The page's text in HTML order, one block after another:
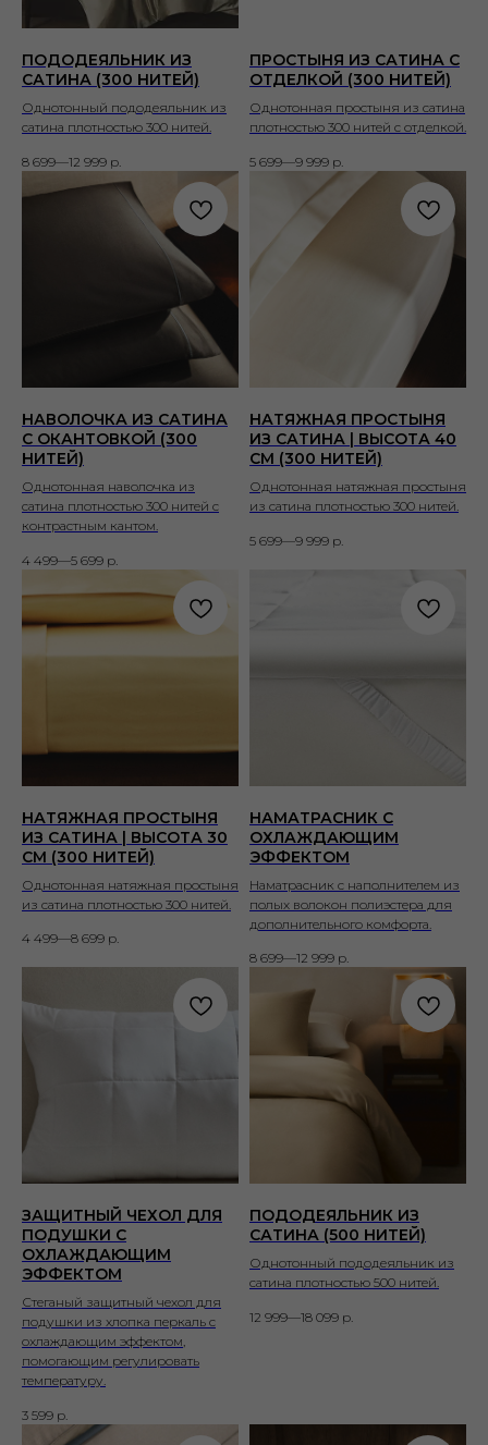
ПОДОДЕЯЛЬНИК ИЗ
САТИНА (300 НИТЕЙ)
Однотонный пододеяльник из
сатина плотностью 300 нитей.
8 699—12 999 р.
ПРОСТЫНЯ ИЗ САТИНА С
ОТДЕЛКОЙ (300 НИТЕЙ)
Однотонная простыня из сатина
плотностью 300 нитей с отделкой.
5 699—9 999 р.
НАВОЛОЧКА ИЗ САТИНА
С ОКАНТОВКОЙ (300
НИТЕЙ)
Однотонная наволочка из
сатина плотностью 300 нитей с
контрастным кантом.
4 499—5 699 р.
НАТЯЖНАЯ ПРОСТЫНЯ
ИЗ САТИНА | ВЫСОТА 40
СМ (300 НИТЕЙ)
Однотонная натяжная простыня
из сатина плотностью 300 нитей.
5 699—9 999 р.
НАТЯЖНАЯ ПРОСТЫНЯ
ИЗ САТИНА | ВЫСОТА 30
СМ (300 НИТЕЙ)
Однотонная натяжная простыня
из сатина плотностью 300 нитей.
4 499—8 699 р.
НАМАТРАСНИК С
ОХЛАЖДАЮЩИМ
ЭФФЕКТОМ
Наматрасник с наполнителем из
полых волокон полиэстера для
дополнительного комфорта.
8 699—12 999 р.
ЗАЩИТНЫЙ ЧЕХОЛ ДЛЯ
ПОДУШКИ С
ОХЛАЖДАЮЩИМ
ЭФФЕКТОМ
Стеганый защитный чехол для
подушки из хлопка перкаль с
охлаждающим эффектом,
помогающим регулировать
температуру.
3 599 р.
ПОДОДЕЯЛЬНИК ИЗ
САТИНА (500 НИТЕЙ)
Однотонный пододеяльник из
сатина плотностью 500 нитей.
12 999—18 099 р.